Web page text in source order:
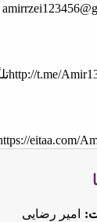
http://t.me/
eitaa.com/
r/2m8lsy
امیر رضایی